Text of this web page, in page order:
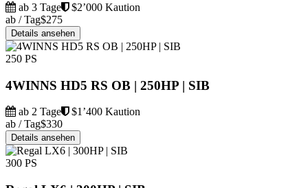
ab 3 Tage
$2’000 Kaution
ab / Tag$275
Details ansehen
250 PS
4WINNS HD5 RS OB | 250HP | SIB
ab 2 Tage
$1’400 Kaution
ab / Tag$330
Details ansehen
300 PS